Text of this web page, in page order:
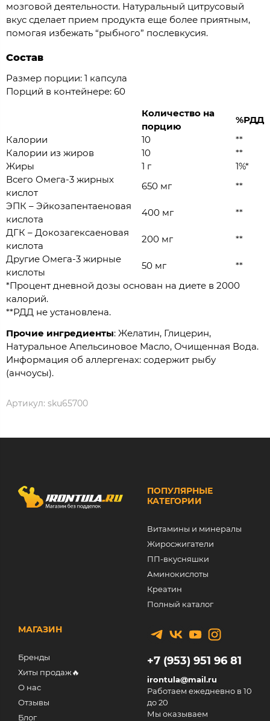
мозговой деятельности. Натуральный цитрусовый
вкус сделает прием продукта еще более приятным,
помогая избежать “рыбного” послевкусия.
Состав
Размер порции: 1 капсула
Порций в контейнере: 60
Количество на
порцию
%РДД
Калории
10
**
Калории из жиров
10
**
Жиры
1 г
1%*
Всего Омега-3 жирных
кислот
650 мг
**
ЭПК – Эйкозапентаеновая
кислота
400 мг
**
ДГК – Докозагексаеновая
кислота
200 мг
**
Другие Омега-3 жирные
кислоты
50 мг
**
*Процент дневной дозы основан на диете в 2000
калорий.
**РДД не установлена.
Прочие ингредиенты: Желатин, Глицерин,
Натуральное Апельсиновое Масло, Очищенная Вода.
Информация об аллергенах: содержит рыбу
(анчоусы).
Артикул: sku65700
ПОПУЛЯРНЫЕ
КАТЕГОРИИ
Витамины и минералы
Жиросжигатели
ПП-вкусняшки
Аминокислоты
Креатин
Полный каталог
МАГАЗИН
Бренды
Хиты продаж🔥
О нас
Отзывы
Блог
+7 (953) 951 96 81
irontula@mail.ru
Работаем ежедневно в 10
до 20
Мы оказываем